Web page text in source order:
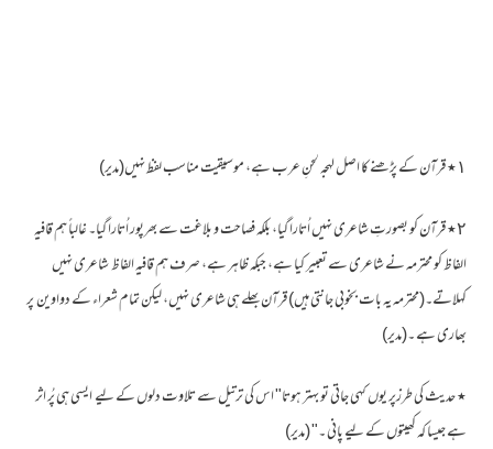
١٭ قرآن کے پڑھنے کا اصل لہجہ لحنِ عرب ہے، موسیقیت مناسب لفظ نہیں(مدیر)
٢٭ قرآن کو بصورتِ شاعری نہیں اُتارا گیا، بلکہ فصاحت و بلاغت سے بھرپور اُتارا گیا۔ غالباً ہم قافیہ
الفاظ کو محترمہ نے شاعری سے تعبیر کیا ہے، جبکہ ظاہر ہے، صرف ہم قافیہ الفاظ شاعری نہیں
کہلاتے۔(محترمہ یہ بات بخوبی جانتی ہیں) قرآن بھلے ہی شاعری نہیں، لیکن تمام شعراء کے دواوین پر
بھاری ہے ۔(مدیر)
٭ حدیث کی طرزپر یوں کہی جاتی تو بہتر ہوتا" اس کی ترتیل سے تلاوت دلوں کے لیے ایسی ہی پُر اثر
ہے جیسا کہ کھیتوں کے لیے پانی ۔" (مدیر)